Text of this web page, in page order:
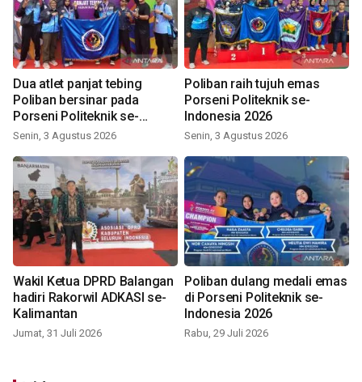
Dua atlet panjat tebing
Poliban bersinar pada
Porseni Politeknik se-
Indonesia 2026
Senin, 3 Agustus 2026
Poliban raih tujuh emas
Porseni Politeknik se-
Indonesia 2026
Senin, 3 Agustus 2026
Wakil Ketua DPRD Balangan
hadiri Rakorwil ADKASI se-
Kalimantan
Jumat, 31 Juli 2026
Poliban dulang medali emas
di Porseni Politeknik se-
Indonesia 2026
Rabu, 29 Juli 2026